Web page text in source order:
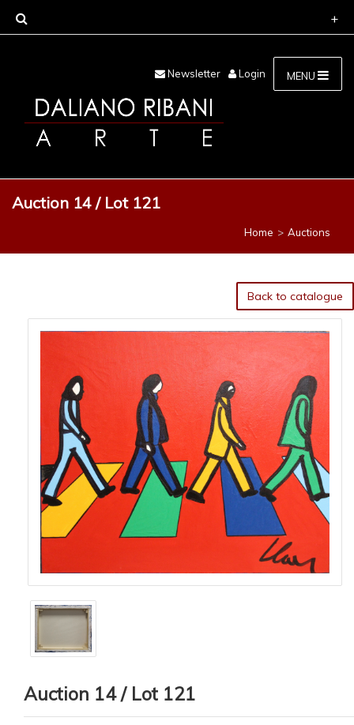
MENU
Newsletter Login
Auction 14 / Lot 121
Home Auctions
Back to catalogue
Auction 14 / Lot 121